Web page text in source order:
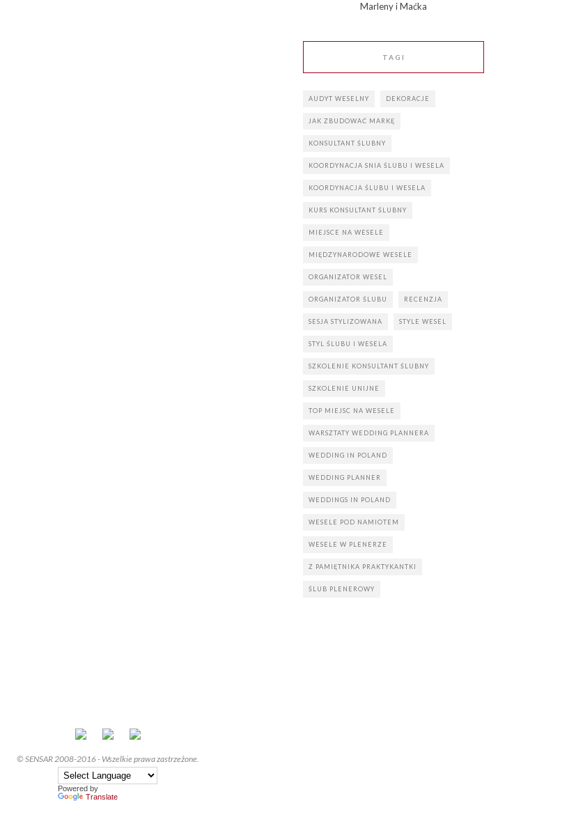
Marleny i Maćka
TAGI
AUDYT WESELNY DEKORACJE
JAK ZBUDOWAĆ MARKĘ
KONSULTANT ŚLUBNY
KOORDYNACJA SNIA ŚLUBU I WESELA
KOORDYNACJA ŚLUBU I WESELA
KURS KONSULTANT ŚLUBNY
MIEJSCE NA WESELE
MIĘDZYNARODOWE WESELE
ORGANIZATOR WESEL
ORGANIZATOR ŚLUBU RECENZJA
SESJA STYLIZOWANA STYLE WESEL
STYL ŚLUBU I WESELA
SZKOLENIE KONSULTANT ŚLUBNY
SZKOLENIE UNIJNE
TOP MIEJSC NA WESELE
WARSZTATY WEDDING PLANNERA
WEDDING IN POLAND
WEDDING PLANNER
WEDDINGS IN POLAND
WESELE POD NAMIOTEM
WESELE W PLENERZE
Z PAMIĘTNIKA PRAKTYKANTKI
ŚLUB PLENEROWY
© SENSAR 2008-2016 - Wszelkie prawa zastrzeżone.
Powered by
Translate